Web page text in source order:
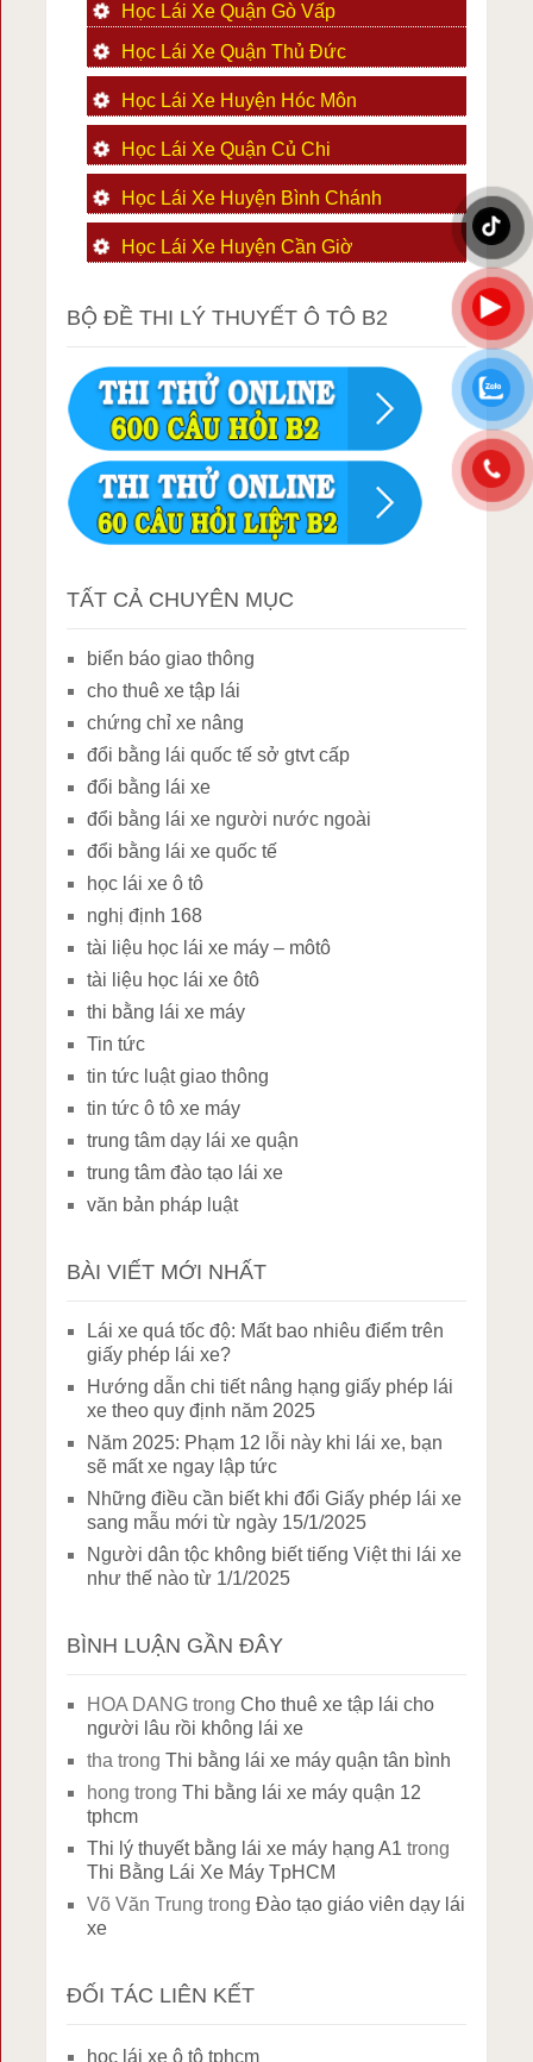
Học Lái Xe Quận Gò Vấp
Học Lái Xe Quận Thủ Đức
Học Lái Xe Huyện Hóc Môn
Học Lái Xe Quận Củ Chi
Học Lái Xe Huyện Bình Chánh
Học Lái Xe Huyện Cần Giờ
BỘ ĐỀ THI LÝ THUYẾT Ô TÔ B2
TẤT CẢ CHUYÊN MỤC
biển báo giao thông
cho thuê xe tập lái
chứng chỉ xe nâng
đổi bằng lái quốc tế sở gtvt cấp
đổi bằng lái xe
đổi bằng lái xe người nước ngoài
đổi bằng lái xe quốc tế
học lái xe ô tô
nghị định 168
tài liệu học lái xe máy – môtô
tài liệu học lái xe ôtô
thi bằng lái xe máy
Tin tức
tin tức luật giao thông
tin tức ô tô xe máy
trung tâm dạy lái xe quận
trung tâm đào tạo lái xe
văn bản pháp luật
BÀI VIẾT MỚI NHẤT
Lái xe quá tốc độ: Mất bao nhiêu điểm trên
giấy phép lái xe?
Hướng dẫn chi tiết nâng hạng giấy phép lái
xe theo quy định năm 2025
Năm 2025: Phạm 12 lỗi này khi lái xe, bạn
sẽ mất xe ngay lập tức
Những điều cần biết khi đổi Giấy phép lái xe
sang mẫu mới từ ngày 15/1/2025
Người dân tộc không biết tiếng Việt thi lái xe
như thế nào từ 1/1/2025
BÌNH LUẬN GẦN ĐÂY
HOA DANG trongCho thuê xe tập lái cho
người lâu rồi không lái xe
tha trongThi bằng lái xe máy quận tân bình
hong trongThi bằng lái xe máy quận 12
tphcm
Thi lý thuyết bằng lái xe máy hạng A1 trong
Thi Bằng Lái Xe Máy TpHCM
Võ Văn Trung trongĐào tạo giáo viên dạy lái
xe
ĐỐI TÁC LIÊN KẾT
học lái xe ô tô tphcm